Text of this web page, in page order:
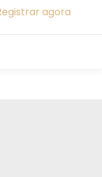
agora